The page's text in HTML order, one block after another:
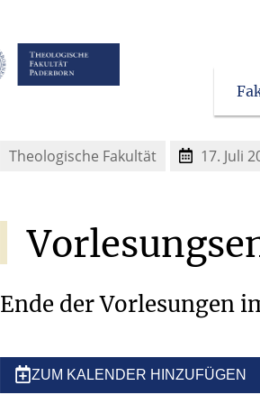
Theologische Fakultät 17. Juli
Ende der Vorlesungen
ZUM KALENDER HINZUFÜGEN